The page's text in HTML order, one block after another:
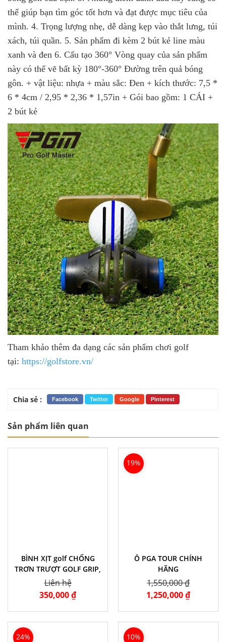
thể giúp bạn tìm góc tốt hơn và đạt được mục tiêu của
mình. 4. Trọng lượng nhẹ, dễ dàng kẹp vào thắt lưng, túi
xách, túi quần. 5. Sản phẩm đi kèm 2 bút kẻ line màu
xanh và đen 6. Cấu tạo 360° Vòng quay của sản phẩm
này có thể vẽ bất kỳ 180°-360° Đường trên quả bóng
gôn. + vật liệu: nhựa + màu sắc: Đen + kích thước: 7,5 *
6 * 4cm / 2,95 * 2,36 * 1,57in + Gói bao gồm: 1 CÁI +
2 bút kẻ
Tham khảo thêm đa dạng các sản phẩm chơi golf
tại: https://golfstore.vn/
Chia sẻ : Facebook Twitter Google Pinterest
Sản phẩm liên quan
BÌNH XỊT golf CHỐNG
TRƠN TRƯỢT GOLF GRIP,
KHỬ KHUẨN HÚT ẨM TAY
CÂM
Liên hệ
350,000 ₫
19%
Ô PGA TOUR CHÍNH
HÃNG
1,550,000 ₫
1,250,000 ₫
24% 10%